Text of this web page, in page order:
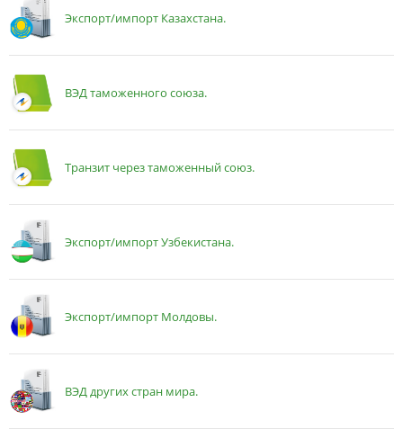
Экспорт/импорт Казахстана.
ВЭД таможенного союза.
Транзит через таможенный союз.
Экспорт/импорт Узбекистана.
Экспорт/импорт Молдовы.
ВЭД других стран мира.